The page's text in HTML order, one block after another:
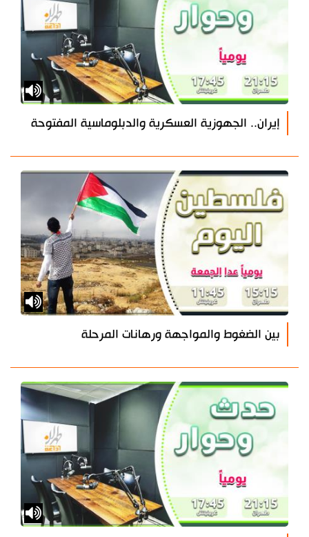
إيران.. الجهوزية العسكرية والدبلوماسية المفتوحة
بين الضغوط والمواجهة ورهانات المرحلة